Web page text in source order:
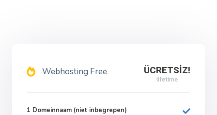
Webhosting Free ÜCRETSİZ!
lifetime
1 Domeinnaam (niet inbegrepen)